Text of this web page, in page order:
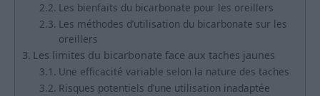
Les bienfaits du bicarbonate pour les oreillers
Les méthodes d’utilisation du bicarbonate sur les
oreillers
Les limites du bicarbonate face aux taches jaunes
Une efficacité variable selon la nature des taches
Risques potentiels d’une utilisation inadaptée